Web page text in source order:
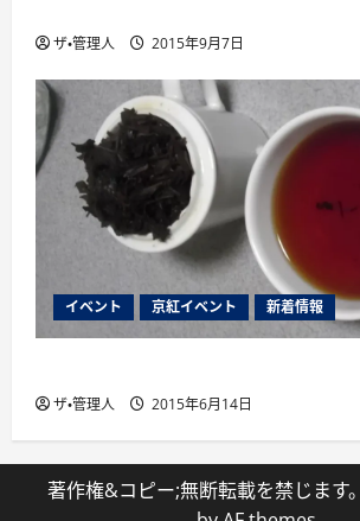
ザ・管理人 2015年9月7日
イベント 京紅イベント 新着情報
ザ・管理人 2015年6月14日
著作権&コピー;無断転載を禁じます。